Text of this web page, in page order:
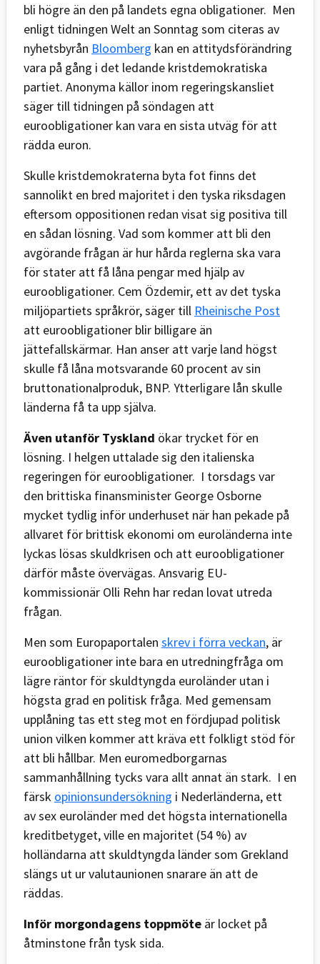
bli högre än den på landets egna obligationer. Men
enligt tidningen Welt an Sonntag som citeras av
nyhetsbyrån Bloomberg kan en attitydsförändring
vara på gång i det ledande kristdemokratiska
partiet. Anonyma källor inom regeringskansliet
säger till tidningen på söndagen att
euroobligationer kan vara en sista utväg för att
rädda euron.
Skulle kristdemokraterna byta fot finns det
sannolikt en bred majoritet i den tyska riksdagen
eftersom oppositionen redan visat sig positiva till
en sådan lösning. Vad som kommer att bli den
avgörande frågan är hur hårda reglerna ska vara
för stater att få låna pengar med hjälp av
euroobligationer. Cem Özdemir, ett av det tyska
miljöpartiets språkrör, säger till Rheinische Post
att euroobligationer blir billigare än
jättefallskärmar. Han anser att varje land högst
skulle få låna motsvarande 60 procent av sin
bruttonationalproduk, BNP. Ytterligare lån skulle
länderna få ta upp själva.
Även utanför Tyskland ökar trycket för en
lösning. I helgen uttalade sig den italienska
regeringen för euroobligationer. I torsdags var
den brittiska finansminister George Osborne
mycket tydlig inför underhuset när han pekade på
allvaret för brittisk ekonomi om euroländerna inte
lyckas lösas skuldkrisen och att euroobligationer
därför måste övervägas. Ansvarig EU-
kommissionär Olli Rehn har redan lovat utreda
frågan.
Men som Europaportalen skrev i förra veckan, är
euroobligationer inte bara en utredningfråga om
lägre räntor för skuldtyngda euroländer utan i
högsta grad en politisk fråga. Med gemensam
upplåning tas ett steg mot en fördjupad politisk
union vilken kommer att kräva ett folkligt stöd för
att bli hållbar. Men euromedborgarnas
sammanhållning tycks vara allt annat än stark. I en
färsk opinionsundersökning i Nederländerna, ett
av sex euroländer med det högsta internationella
kreditbetyget, ville en majoritet (54 %) av
holländarna att skuldtyngda länder som Grekland
slängs ut ur valutaunionen snarare än att de
räddas.
Inför morgondagens toppmöte är locket på
åtminstone från tysk sida.